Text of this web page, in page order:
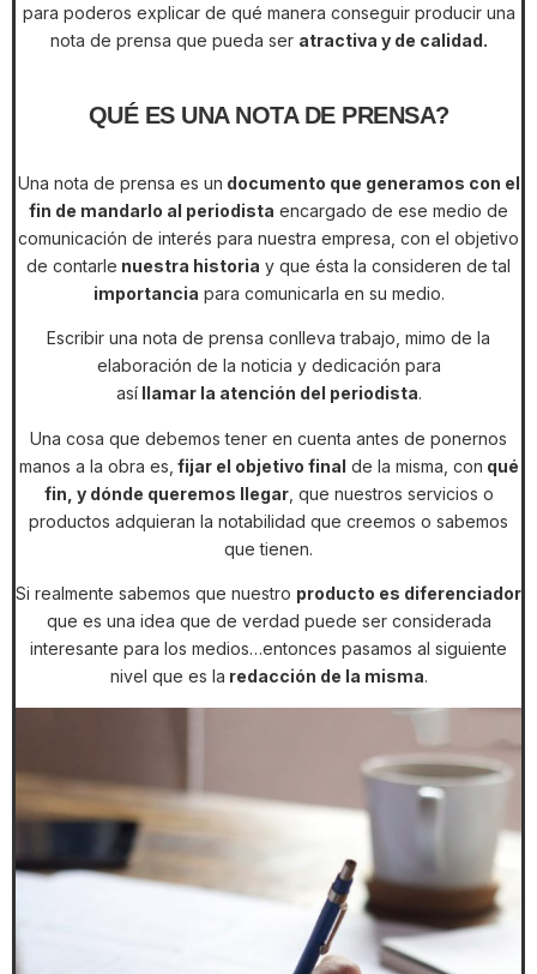
para poderos explicar de qué manera conseguir producir una
nota de prensa que pueda ser atractiva y de calidad.
QUÉ ES UNA NOTA DE PRENSA?
Una nota de prensa es un documento que generamos con el
fin de mandarlo al periodista encargado de ese medio de
comunicación de interés para nuestra empresa, con el objetivo
de contarle nuestra historia y que ésta la consideren de tal
importancia para comunicarla en su medio.
Escribir una nota de prensa conlleva trabajo, mimo de la
elaboración de la noticia y dedicación para
asíllamar la atención del periodista.
Una cosa que debemos tener en cuenta antes de ponernos
manos a la obra es, fijar el objetivo final de la misma, con qué
fin, y dónde queremos llegar, que nuestros servicios o
productos adquieran la notabilidad que creemos o sabemos
que tienen.
Si realmente sabemos que nuestro producto es diferenciador
que es una idea que de verdad puede ser considerada
interesante para los medios…entonces pasamos al siguiente
nivel que es la redacción de la misma.